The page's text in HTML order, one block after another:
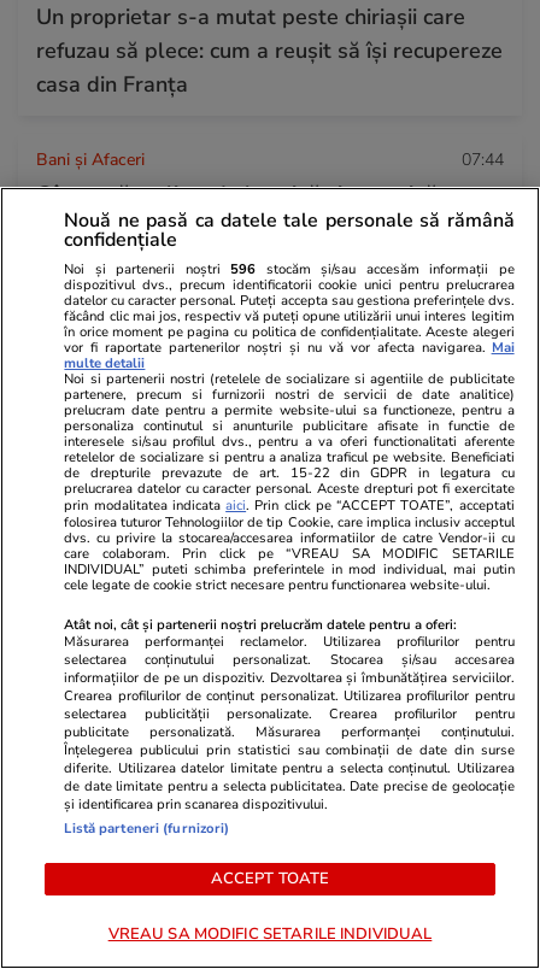
Un proprietar s-a mutat peste chiriașii care
refuzau să plece: cum a reușit să își recupereze
casa din Franța
Bani și Afaceri 07:44
Cât costă un litru de benzină și motorină,
marți, 4 august 2026, în București, Iași, Cluj-
Napoca, Timișoara și Constanța
Știri România 07:41
Ploi torențiale și vijelii în România după valul
de căldură extremă. Prognoza meteo ANM
pentru perioada 4-31 august 2026
Stiri Mondene 10:00
Cum se manifestă boala cu care Alina Pușcău
a fost diagnosticată. Mesajele de susținere
primite de la Dan Alexa și Olga Barcari
Sănătate și Fitness 16:00 Lifestyle
Nouă ne pasă ca datele tale personale să rămână
confidențiale
Noi și partenerii noștri 596 stocăm și/sau accesăm informații pe
dispozitivul dvs., precum identificatorii cookie unici pentru prelucrarea
datelor cu caracter personal. Puteți accepta sau gestiona preferințele dvs.
făcând clic mai jos, respectiv vă puteți opune utilizării unui interes legitim
în orice moment pe pagina cu politica de confidențialitate. Aceste alegeri
vor fi raportate partenerilor noștri și nu vă vor afecta navigarea. Mai
multe detalii
Noi si partenerii nostri (retelele de socializare si agentiile de publicitate
partenere, precum si furnizorii nostri de servicii de date analitice)
prelucram date pentru a permite website-ului sa functioneze, pentru a
personaliza continutul si anunturile publicitare afisate in functie de
interesele si/sau profilul dvs., pentru a va oferi functionalitati aferente
retelelor de socializare si pentru a analiza traficul pe website. Beneficiati
de drepturile prevazute de art. 15-22 din GDPR in legatura cu
prelucrarea datelor cu caracter personal. Aceste drepturi pot fi exercitate
prin modalitatea indicataaici. Prin click pe “ACCEPT TOATE”, acceptati
folosirea tuturor Tehnologiilor de tip Cookie, care implica inclusiv acceptul
dvs. cu privire la stocarea/accesarea informatiilor de catre Vendor-ii cu
care colaboram. Prin click pe “VREAU SA MODIFIC SETARILE
INDIVIDUAL” puteti schimba preferintele in mod individual, mai putin
cele legate de cookie strict necesare pentru functionarea website-ului.
Atât noi, cât și partenerii noștri prelucrăm datele pentru a oferi:
Măsurarea performanței reclamelor. Utilizarea profilurilor pentru
selectarea conținutului personalizat. Stocarea și/sau accesarea
informațiilor de pe un dispozitiv. Dezvoltarea și îmbunătățirea serviciilor.
Crearea profilurilor de conținut personalizat. Utilizarea profilurilor pentru
selectarea publicității personalizate. Crearea profilurilor pentru
publicitate personalizată. Măsurarea performanței conținutului.
Înțelegerea publicului prin statistici sau combinații de date din surse
diferite. Utilizarea datelor limitate pentru a selecta conținutul. Utilizarea
de date limitate pentru a selecta publicitatea. Date precise de geolocație
și identificarea prin scanarea dispozitivului.
Listă parteneri (furnizori)
ACCEPT TOATE
VREAU SA MODIFIC SETARILE INDIVIDUAL